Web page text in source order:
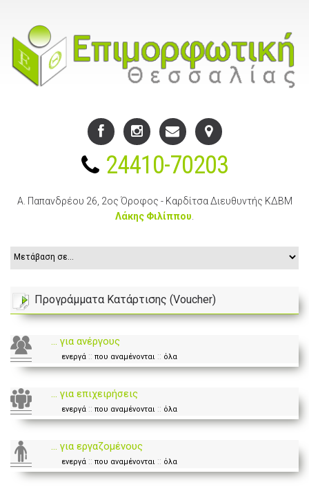
24410-70203
Α. Παπανδρέου 26, 2ος Όροφος - Καρδίτσα Διευθυντής ΚΔΒΜ
Λάκης Φιλίππου
Προγράμματα Κατάρτισης (Voucher)
... για ανέργους
ενεργά :: που αναμένονται :: όλα
... για επιχειρήσεις
ενεργά :: που αναμένονται :: όλα
... για εργαζομένους
ενεργά :: που αναμένονται :: όλα